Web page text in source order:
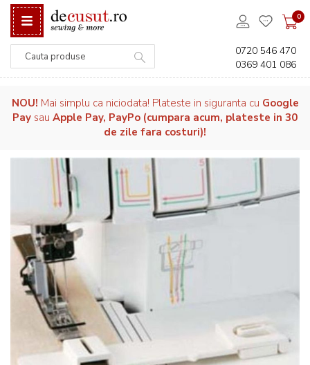
0
0720 546 470
0369 401 086
NOU! Mai simplu ca niciodata! Plateste in siguranta cu Google
Pay sau Apple Pay, PayPo (cumpara acum, plateste in 30
de zile fara costuri)!